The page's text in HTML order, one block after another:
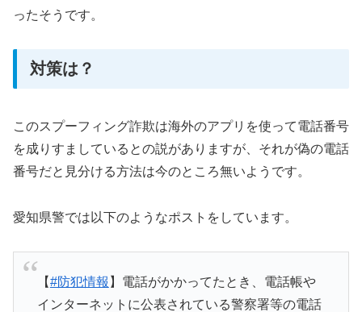
ったそうです。
対策は？
このスプーフィング詐欺は海外のアプリを使って電話番号
を成りすましているとの説がありますが、それが偽の電話
番号だと見分ける方法は今のところ無いようです。
愛知県警では以下のようなポストをしています。
【#防犯情報 】電話がかかってたとき、電話帳や
インターネットに公表されている警察署等の電話